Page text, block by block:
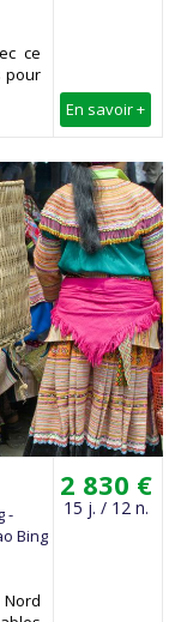
En savoir +
ce
pour
2 830 €
15 j. / 12 n.
-
Bing